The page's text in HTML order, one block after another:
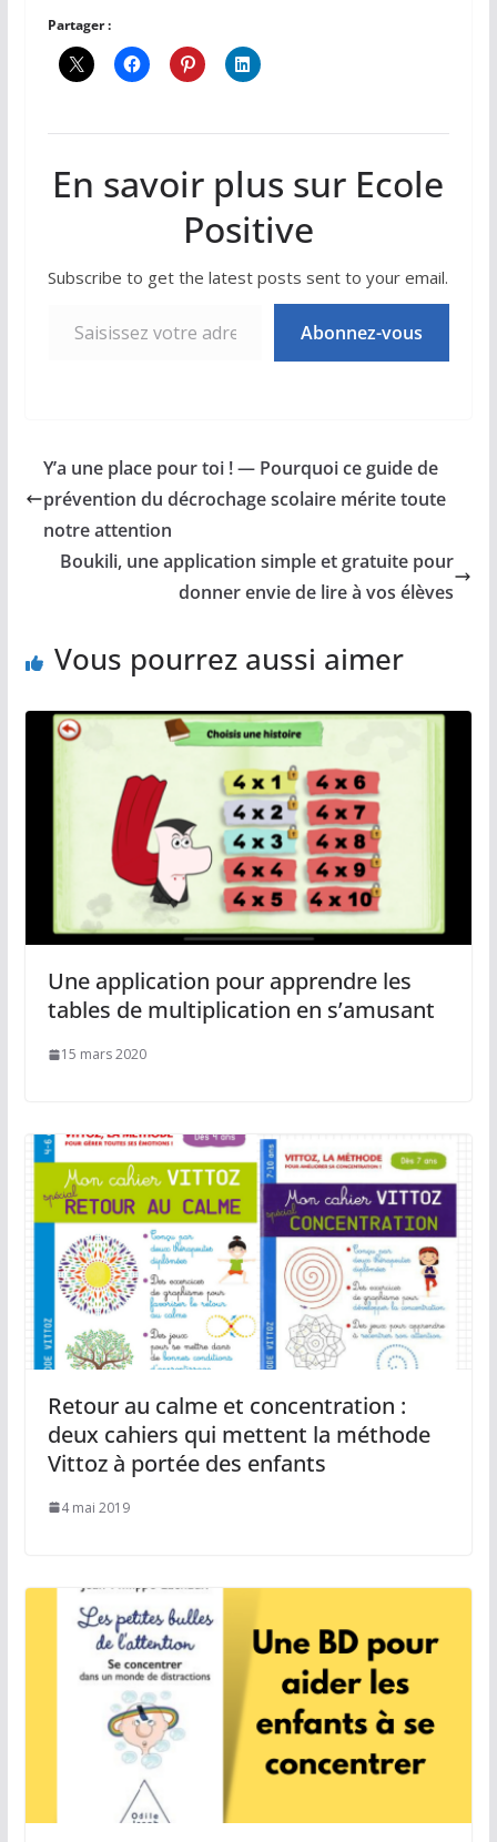
Partager :
En savoir plus sur Ecole
Positive
Subscribe to get the latest posts sent to your email.
Abonnez-vous
Y’a une place pour toi ! — Pourquoi ce guide de
prévention du décrochage scolaire mérite toute
notre attention
Boukili, une application simple et gratuite pour
donner envie de lire à vos élèves
Vous pourrez aussi aimer
Une application pour apprendre les
tables de multiplication en s’amusant
15 mars 2020
Retour au calme et concentration :
deux cahiers qui mettent la méthode
Vittoz à portée des enfants
4 mai 2019